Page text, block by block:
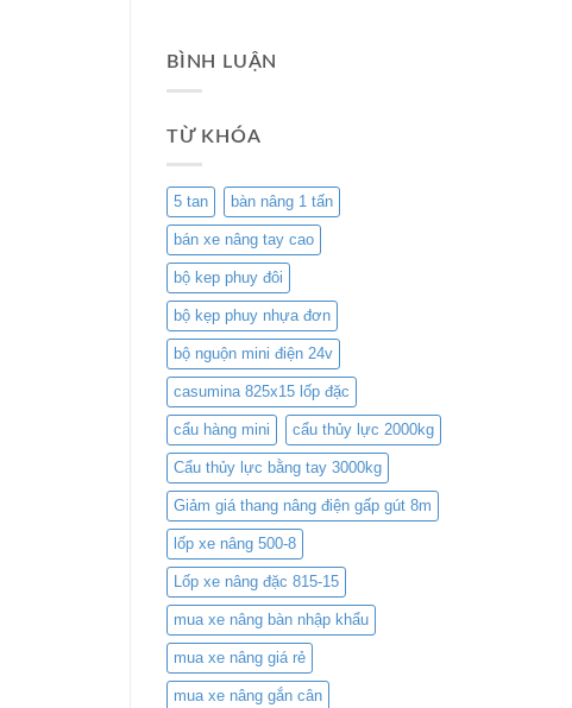
BÌNH LUẬN
TỪ KHÓA
5 tan bàn nâng 1 tấn
bán xe nâng tay cao
bộ kep phuy đôi
bộ kẹp phuy nhựa đơn
bộ nguộn mini điện 24v
casumina 825x15 lốp đặc
cẩu hàng mini cẩu thủy lực 2000kg
Cẩu thủy lực bằng tay 3000kg
Giảm giá thang nâng điện gấp gút 8m
lốp xe nâng 500-8
Lốp xe nâng đặc 815-15
mua xe nâng bàn nhập khẩu
mua xe nâng giá rẻ
mua xe nâng gắn cân